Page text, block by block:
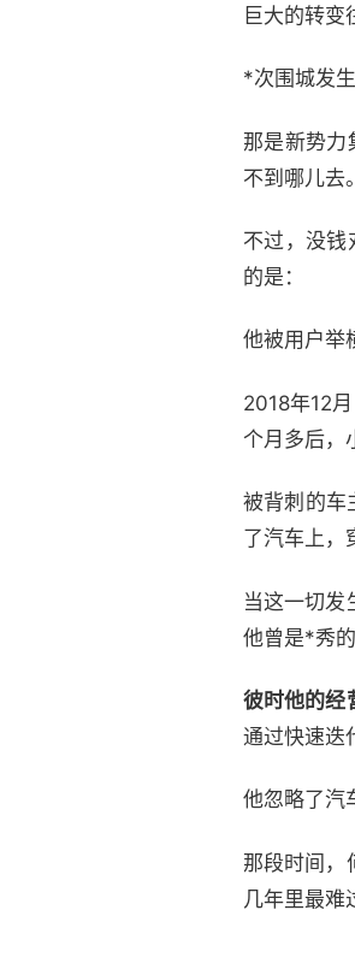
巨大的转变
*次围城发
那是新势力
不到哪儿去
不过，没钱
的是：
他被用户举
2018年12
个月多后，
被背刺的车
了汽车上，
当这一切发
他曾是*秀
彼时他的经
通过快速迭
他忽略了汽
那段时间，
几年里最难